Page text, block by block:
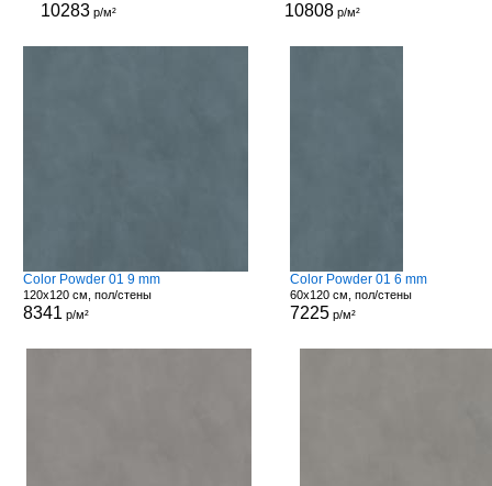
10283 р/м² 10808 р/м²
Color Powder 01 9 mm
120x120 см, пол/стены
8341 р/м²
Color Powder 01 6 mm
60x120 см, пол/стены
7225 р/м²